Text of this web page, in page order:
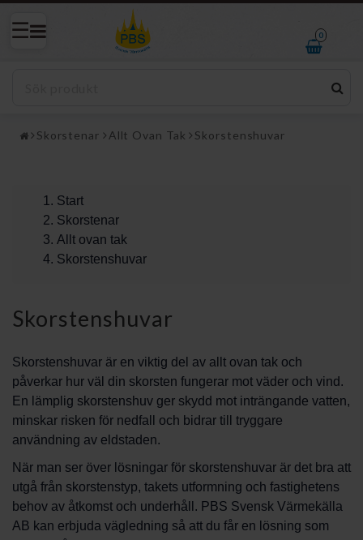
0
Skorstenar Allt Ovan Tak Skorstenshuvar
Start
Skorstenar
Allt ovan tak
Skorstenshuvar
Skorstenshuvar
Skorstenshuvar är en viktig del av allt ovan tak och
påverkar hur väl din skorsten fungerar mot väder och vind.
En lämplig skorstenshuv ger skydd mot inträngande vatten,
minskar risken för nedfall och bidrar till tryggare
användning av eldstaden.
När man ser över lösningar för skorstenshuvar är det bra att
utgå från skorstenstyp, takets utformning och fastighetens
behov av åtkomst och underhåll. PBS Svensk Värmekälla
AB kan erbjuda vägledning så att du får en lösning som